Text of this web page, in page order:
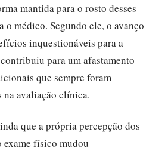
mantida para o rosto desses
o médico. Segundo ele, o avanço
inquestionáveis para a
para um afastamento
que sempre foram
na avaliação clínica.
que a própria percepção dos
exame físico mudou